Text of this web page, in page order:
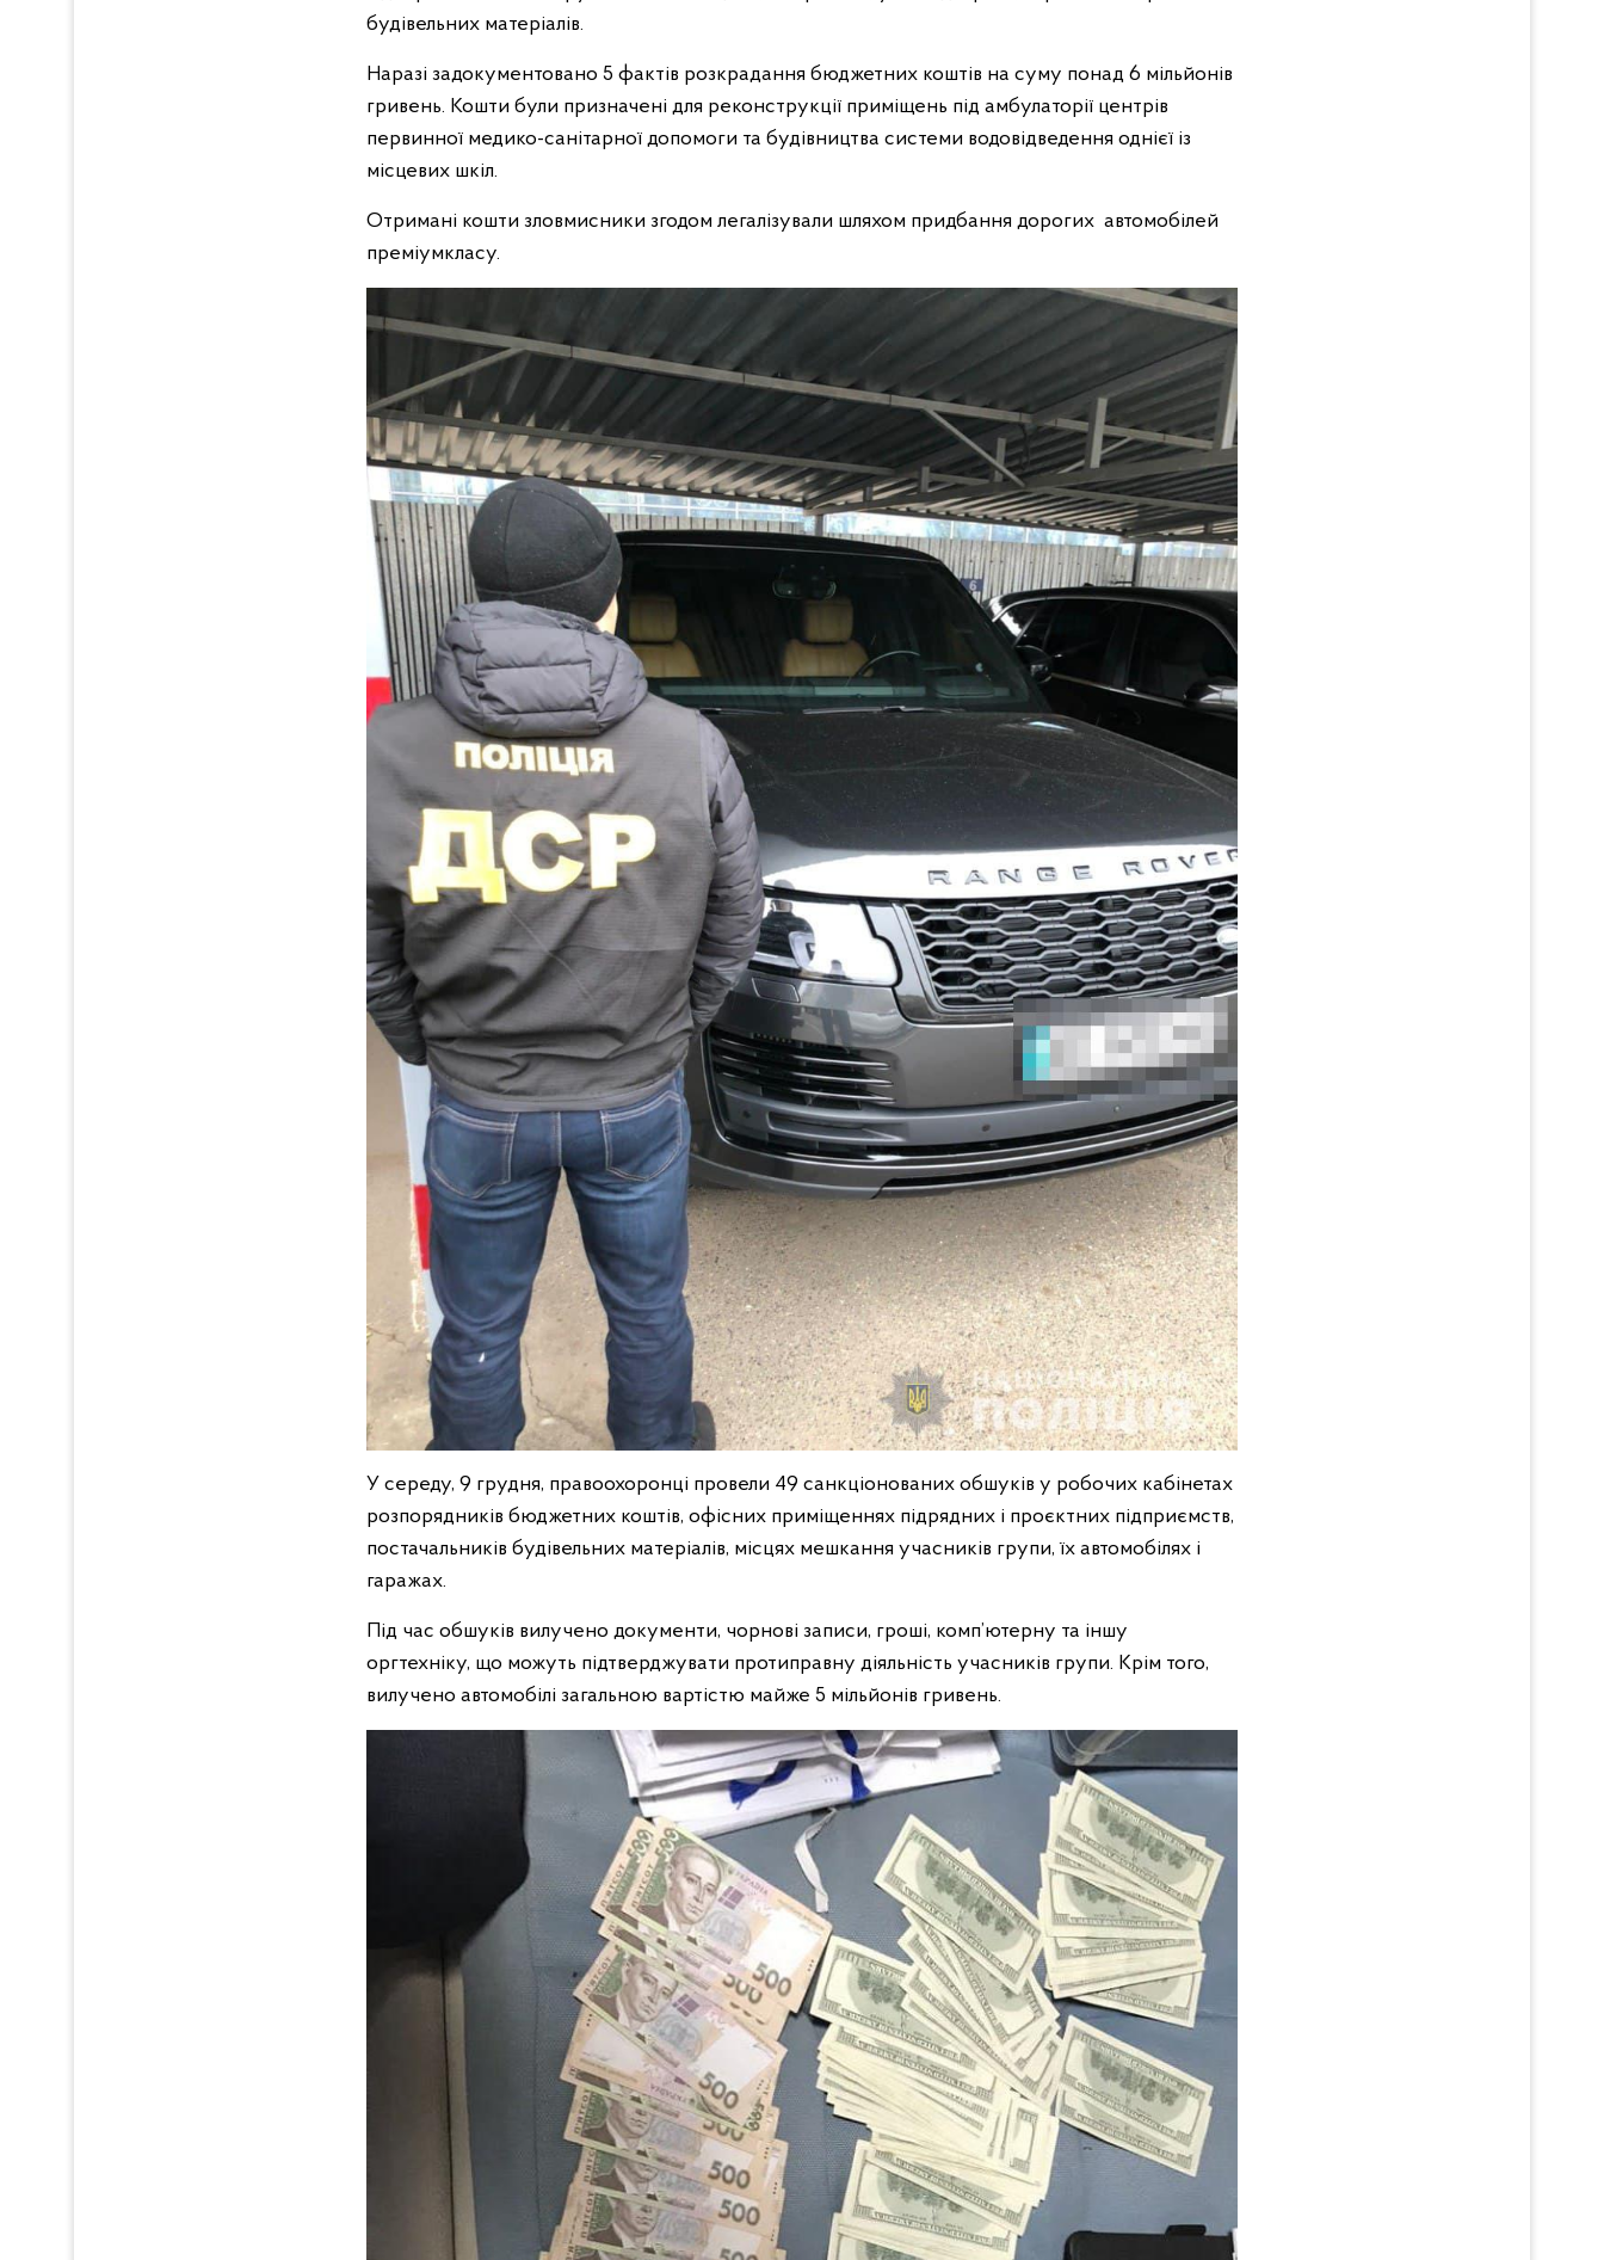
будівельних матеріалів.
Наразі задокументовано 5 фактів розкрадання бюджетних коштів на суму понад 6 мільйонів
гривень. Кошти були призначені для реконструкції приміщень під амбулаторії центрів
первинної медико-санітарної допомоги та будівництва системи водовідведення однієї із
місцевих шкіл.
Отримані кошти зловмисники згодом легалізували шляхом придбання дорогих автомобілей
преміумкласу.
У середу, 9 грудня, правоохоронці провели 49 санкціонованих обшуків у робочих кабінетах
розпорядників бюджетних коштів, офісних приміщеннях підрядних і проєктних підприємств,
постачальників будівельних матеріалів, місцях мешкання учасників групи, їх автомобілях і
гаражах.
Під час обшуків вилучено документи, чорнові записи, гроші, комп’ютерну та іншу
оргтехніку, що можуть підтверджувати протиправну діяльність учасників групи. Крім того,
вилучено автомобілі загальною вартістю майже 5 мільйонів гривень.